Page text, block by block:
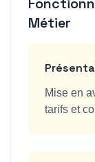
Métier
Mise en
tarifs et